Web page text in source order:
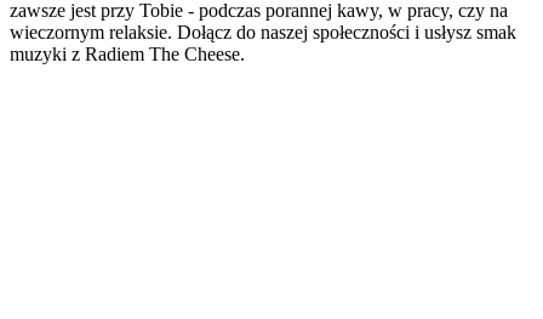
zawsze jest przy Tobie - podczas porannej kawy, w pracy, czy na
wieczornym relaksie. Dołącz do naszej społeczności i usłysz smak
muzyki z Radiem The Cheese.